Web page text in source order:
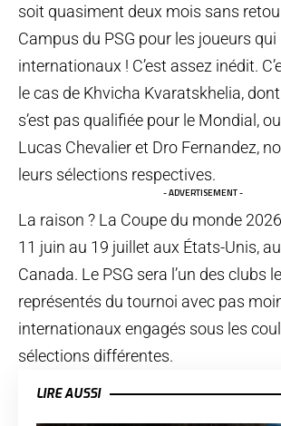
soit quasiment deux mois sans
Campus du PSG pour les joueurs
internationaux ! C’est assez inédit.
le cas de Khvicha Kvaratskhelia,
s’est pas qualifiée pour le Mondial,
Lucas Chevalier et Dro Fernandez,
leurs sélections respectives.
- ADVERTISEMENT -
La raison ? La Coupe du monde
11 juin au 19 juillet aux États-Unis,
Canada. Le PSG sera l’un des clubs
représentés du tournoi avec pas
internationaux engagés sous les
sélections différentes.
LIRE AUSSI